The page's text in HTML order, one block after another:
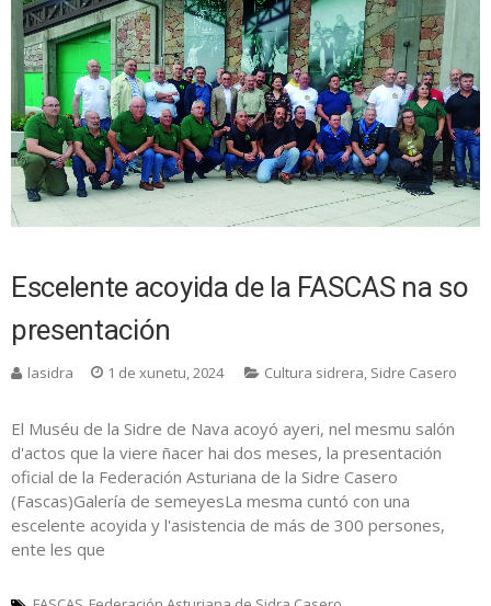
Escelente acoyida de la FASCAS na so
presentación
lasidra 1 de xunetu, 2024 Cultura sidrera, Sidre Casero
El Muséu de la Sidre de Nava acoyó ayeri, nel mesmu salón
d'actos que la viere ñacer hai dos meses, la presentación
oficial de la Federación Asturiana de la Sidre Casero
(Fascas)Galería de semeyesLa mesma cuntó con una
escelente acoyida y l'asistencia de más de 300 persones,
ente les que